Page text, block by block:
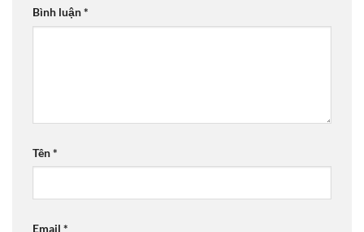
Bình luận*
Tên*
Email *